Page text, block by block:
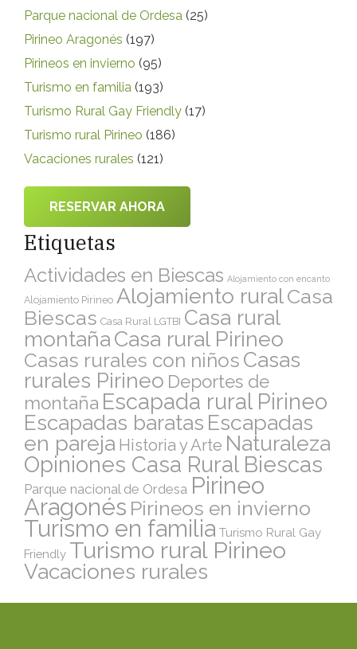
Parque nacional de Ordesa (25)
Pirineo Aragonés (197)
Pirineos en invierno (95)
Turismo en familia (193)
Turismo Rural Gay Friendly (17)
Turismo rural Pirineo (186)
Vacaciones rurales (121)
RESERVAR AHORA
Etiquetas
Actividades en Biescas Alojamiento con encanto
Alojamiento Pirineo Alojamiento ruralCasa
Biescas Casa Rural LGTBI Casa rural
montañaCasa rural Pirineo
Casas rurales con niños Casas
rurales Pirineo Deportes de
montaña Escapada rural Pirineo
Escapadas baratas Escapadas
en pareja Historia y Arte Naturaleza
Opiniones Casa Rural Biescas
Parque nacional de Ordesa Pirineo
Aragonés Pirineos en invierno
Turismo en familia Turismo Rural Gay
Friendly Turismo rural Pirineo
Vacaciones rurales